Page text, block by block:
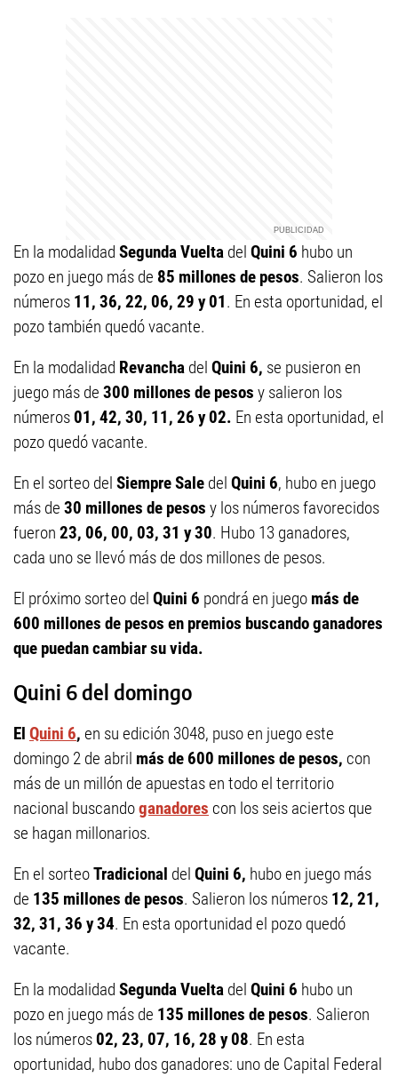
En la modalidad Segunda Vuelta del Quini 6 hubo un
pozo en juego más de 85 millones de pesos. Salieron los
números 11, 36, 22, 06, 29 y 01. En esta oportunidad, el
pozo también quedó vacante.
En la modalidad Revancha del Quini 6, se pusieron en
juego más de 300 millones de pesos y salieron los
números01, 42, 30, 11, 26 y 02. En esta oportunidad, el
pozo quedó vacante.
En el sorteo del Siempre Sale del Quini 6, hubo en juego
más de 30 millones de pesos y los números favorecidos
fueron 23, 06, 00, 03, 31 y 30. Hubo 13 ganadores,
cada uno se llevó más de dos millones de pesos.
El próximo sorteo del Quini 6 pondrá en juego más de
600 millones de pesos en premios buscando ganadores
que puedan cambiar su vida.
Quini 6 del domingo
El Quini 6, en su edición 3048, puso en juego este
domingo 2 de abril más de 600 millones de pesos, con
más de un millón de apuestas en todo el territorio
nacional buscandoganadores con los seis aciertos que
se hagan millonarios.
En el sorteoTradicional del Quini 6, hubo en juego más
de 135 millones de pesos. Salieron los números 12, 21,
32, 31, 36 y 34. En esta oportunidad el pozo quedó
vacante.
En la modalidad Segunda Vuelta del Quini 6 hubo un
pozo en juego más de 135 millones de pesos. Salieron
los números02, 23, 07, 16, 28 y 08. En esta
oportunidad, hubo dos ganadores: uno de Capital Federal